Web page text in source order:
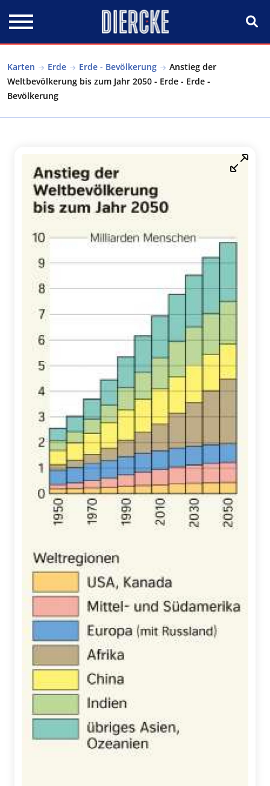
Karten Erde Erde - Bevölkerung
Anstieg der
Weltbevölkerung bis zum Jahr 2050 - Erde - Erde -
Bevölkerung